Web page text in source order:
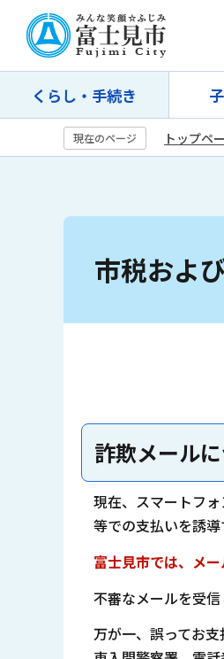
先
くらし・手続き
現在のページ トップペ
市税およ
詐欺メール
現在、スマートフ
等での支払いを誘
富士見市では、メ
不審なメールを受
万が一、誤ってお